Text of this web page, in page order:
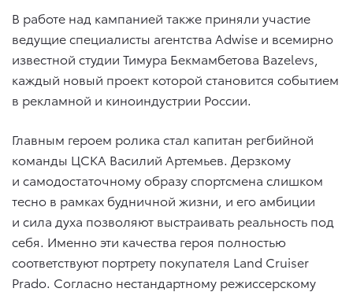
В работе над кампанией также приняли участие
ведущие специалисты агентства Adwise и всемирно
известной студии Тимура Бекмамбетова Bazelevs,
каждый новый проект которой становится событием
в рекламной и киноиндустрии России.
Главным героем ролика стал капитан регбийной
команды ЦСКА Василий Артемьев. Дерзкому
и самодостаточному образу спортсмена слишком
тесно в рамках будничной жизни, и его амбиции
и сила духа позволяют выстраивать реальность под
себя. Именно эти качества героя полностью
соответствуют портрету покупателя Land Cruiser
Prado. Согласно нестандартному режиссерскому